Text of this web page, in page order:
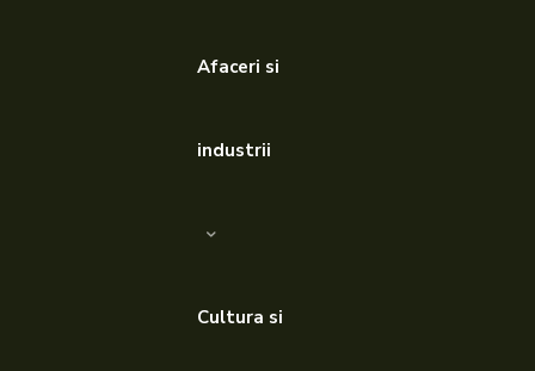
Afaceri si
industrii
Cultura si